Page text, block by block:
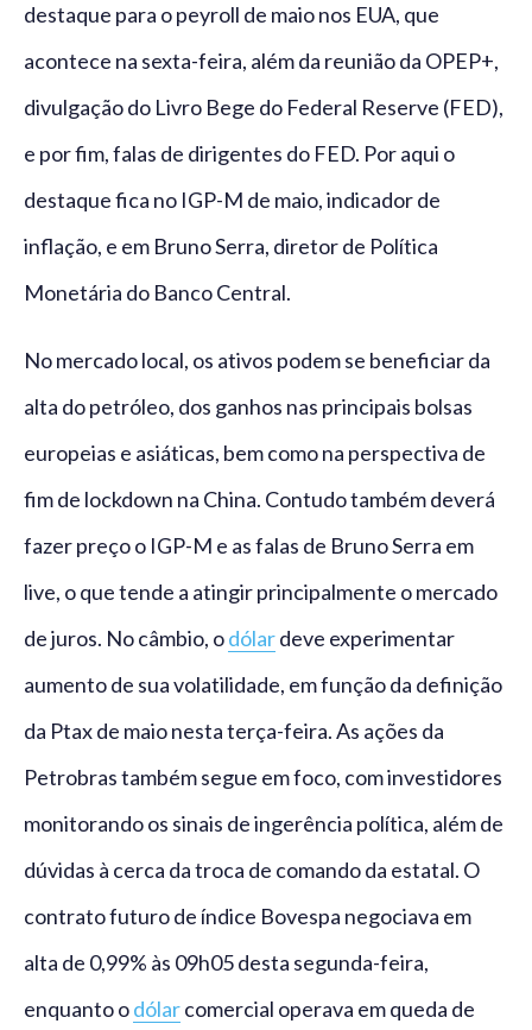
destaque para o peyroll de maio nos EUA, que
acontece na sexta-feira, além da reunião da OPEP+,
divulgação do Livro Bege do Federal Reserve (FED),
e por fim, falas de dirigentes do FED. Por aqui o
destaque fica no IGP-M de maio, indicador de
inflação, e em Bruno Serra, diretor de Política
Monetária do Banco Central.
No mercado local, os ativos podem se beneficiar da
alta do petróleo, dos ganhos nas principais bolsas
europeias e asiáticas, bem como na perspectiva de
fim de lockdown na China. Contudo também deverá
fazer preço o IGP-M e as falas de Bruno Serra em
live, o que tende a atingir principalmente o mercado
de juros. No câmbio, odólardeve experimentar
aumento de sua volatilidade, em função da definição
da Ptax de maio nesta terça-feira. As ações da
Petrobras também segue em foco, com investidores
monitorando os sinais de ingerência política, além de
dúvidas à cerca da troca de comando da estatal. O
contrato futuro de índice Bovespa negociava em
alta de 0,99% às 09h05 desta segunda-feira,
enquanto odólarcomercial operava em queda de